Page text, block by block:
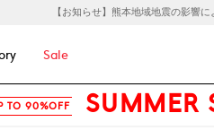
【お知らせ】熊本地域地震の影響
Sale
TO 90%OFF SUMMER